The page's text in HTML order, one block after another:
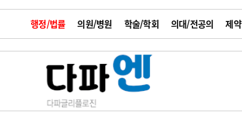
행정/법률 의원/병원 학술/학회 의대/전공의 제
금주의 검색어
1
의사인력 수급 추계
2
성분명 처방
3
AI의료
4
전공의 모집 결과
초대석 피플
포토뉴스
지역병원 중소병원
2026년 하반기 인턴 모집
마취통증의학과 임기제 임상의사 채용